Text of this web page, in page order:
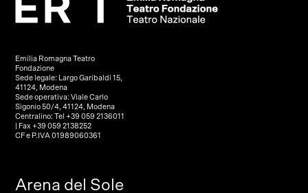
Emilia Romagna Teatro
Fondazione
Sede legale: Largo Garibaldi 15,
41124, Modena
Sede operativa: Viale Carlo
Sigonio 50/4, 41124, Modena
Centralino: Tel +39 059 2136011
| Fax +39 059 2138252
CF e P.IVA 01989060361
Arena del Sole